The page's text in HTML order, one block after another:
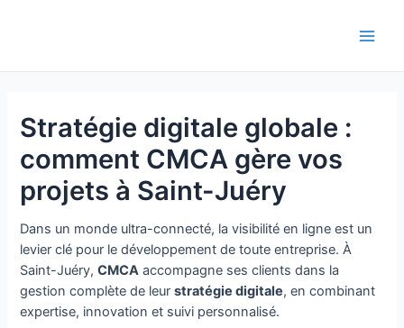
Stratégie digitale globale :
comment CMCA gère vos
projets à Saint-Juéry
Dans un monde ultra-connecté, la visibilité en ligne est un
levier clé pour le développement de toute entreprise. À
Saint-Juéry,CMCA accompagne ses clients dans la
gestion complète de leurstratégie digitale, en combinant
expertise, innovation et suivi personnalisé.